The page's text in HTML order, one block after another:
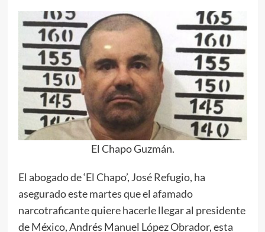
El Chapo Guzmán.
El abogado de ‘El Chapo’, José Refugio, ha
asegurado este martes que el afamado
narcotraficante quiere hacerle llegar al presidente
de México, Andrés Manuel López Obrador, esta